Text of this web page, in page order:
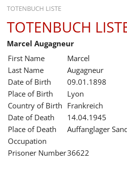
TOTENBUCH LISTE
STARTSEITE
AUSSTELLUNGEN
GESCHICHTE
BILDUNG
FORSCHUNG
SERVICE
Leichte Sprache
TOTENBUCH
Marcel Augagneur
First Name
Marcel
Last Name
Augagneur
Date of Birth
09.01.1898
Place of Birth
Lyon
Country of Birth Frankreich
Date of Death
14.04.1945
Place of Death
Auffanglager
Occupation
Prisoner Number36622